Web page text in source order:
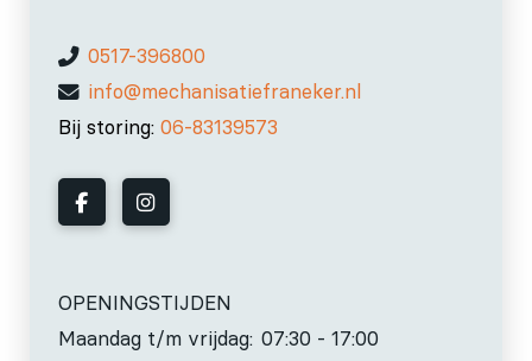
0517-396800
info@mechanisatiefraneker.nl
Bij storing: 06-83139573
OPENINGSTIJDEN
Maandag t/m vrijdag: 07:30 - 17:00